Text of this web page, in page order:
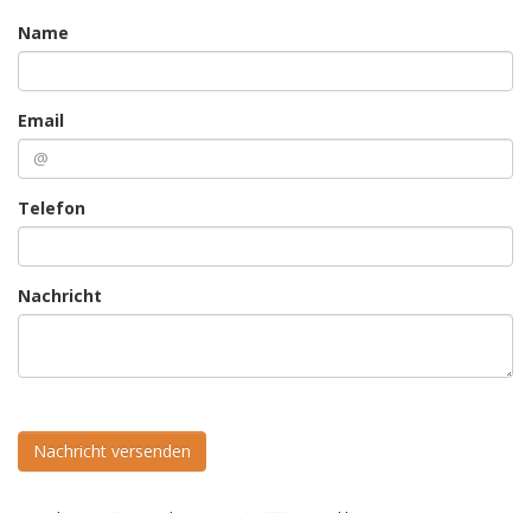
Name
Email
Telefon
Nachricht
Nachricht versenden